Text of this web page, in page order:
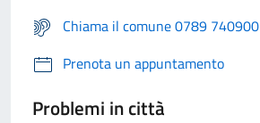
Chiama il comune 0789 740900
Prenota un appuntamento
Problemi in città